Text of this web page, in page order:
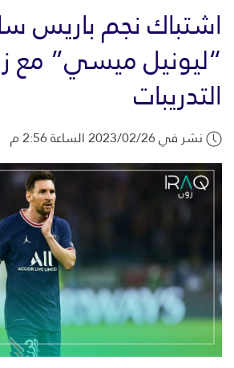
اشتباك نجم باريس
“ليونيل ميسي” مع
التدريبات
نشر في 2023/02/26 الساعة 2:56 م